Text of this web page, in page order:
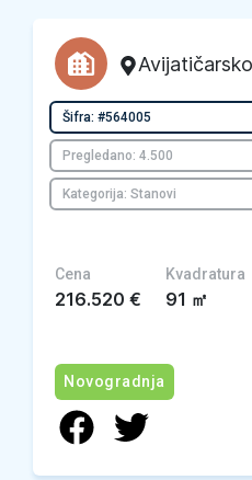
Šifra: #564005
Pregledano: 4.500
Kategorija: Stanovi
Cena
216.520 €
Kvadratura
91 ㎡
Novogradnja